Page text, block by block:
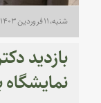
شنبه، ۱۱ فروردین ۱۴۰۳ - ۱۷:۰۶
بازدید